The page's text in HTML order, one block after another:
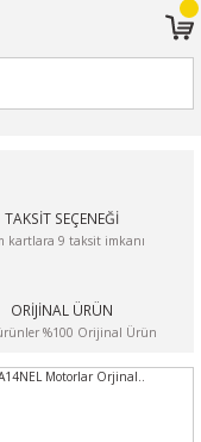
TAKSİT SEÇENEĞİ
kartlara 9 taksit imkanı
ORİJİNAL ÜRÜN
%100 Orijinal Ürün